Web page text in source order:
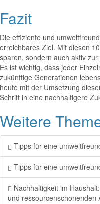
Fazit
Die effiziente und
erreichbares Ziel. Mit diesen
sparen, sondern auch aktiv
Es ist wichtig, dass jeder
zukünftige Generationen
heute mit der Umsetzung
Schritt in eine nachhaltigere
Weitere
Tipps für eine
Tipps für eine
Nachhaltigkeit im
und ressourcenschonenden